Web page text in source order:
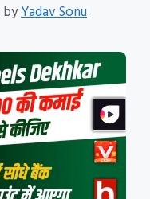
byYadav Sonu